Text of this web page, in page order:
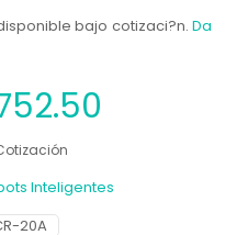
bajo cotizaci?n. Da
20A
Inteligentes